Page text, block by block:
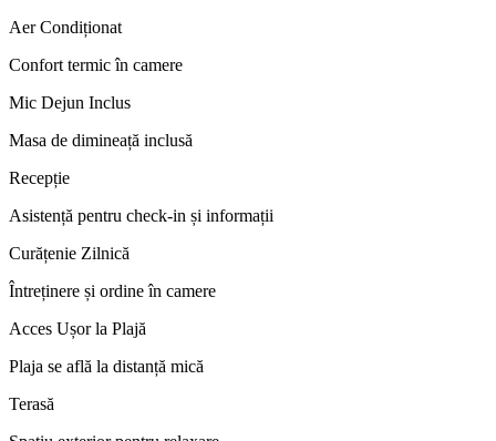
Aer Condiționat
Confort termic în camere
Mic Dejun Inclus
Masa de dimineață inclusă
Recepție
Asistență pentru check-in și informații
Curățenie Zilnică
Întreținere și ordine în camere
Acces Ușor la Plajă
Plaja se află la distanță mică
Terasă